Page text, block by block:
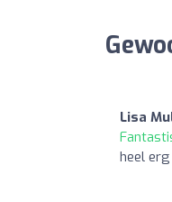
Lisa
heel